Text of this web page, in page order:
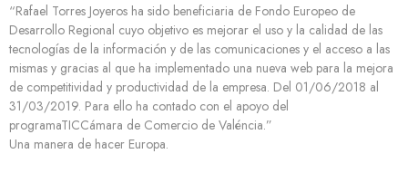
“Rafael Torres Joyeros ha sido beneficiaria de Fondo Europeo de
Desarrollo Regional cuyo objetivo es mejorar el uso y la calidad de las
tecnologías de la información y de las comunicaciones y el acceso a las
mismas y gracias al que ha implementado una nueva web para la mejora
de competitividad y productividad de la empresa. Del 01/06/2018 al
31/03/2019. Para ello ha contado con el apoyo del
programaTICCámara de Comercio de Valéncia.”
Una manera de hacer Europa.